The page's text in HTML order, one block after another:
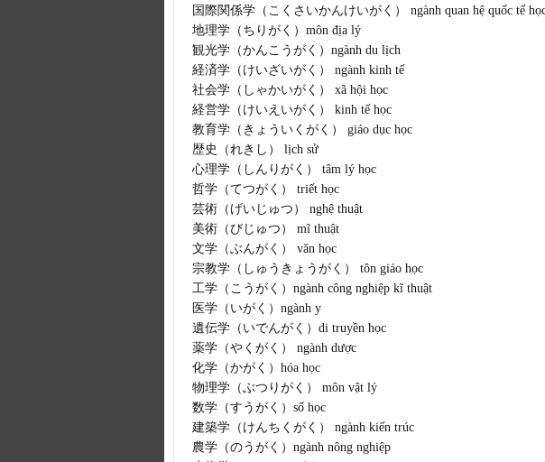
国際関係学（こくさいかんけいがく） ngành quan hệ quốc tế
地理学（ちりがく）môn địa lý
観光学（かんこうがく）ngành du lịch
経済学（けいざいがく） ngành kinh tế
社会学（しゃかいがく） xã hội học
経営学（けいえいがく） kinh tế học
教育学（きょういくがく） giáo dục học
歴史（れきし） lịch sử
心理学（しんりがく） tâm lý học
哲学（てつがく） triết học
芸術（げいじゅつ） nghệ thuật
美術（びじゅつ） mĩ thuật
文学（ぶんがく） văn học
宗教学（しゅうきょうがく） tôn giáo học
工学（こうがく）ngành công nghiệp kĩ thuật
医学（いがく）ngành y
遺伝学（いでんがく）di truyền học
薬学（やくがく） ngành dược
化学（かがく）hóa học
物理学（ぶつりがく） môn vật lý
数学（すうがく）số học
建築学（けんちくがく） ngành kiến trúc
農学（のうがく）ngành nông nghiệp